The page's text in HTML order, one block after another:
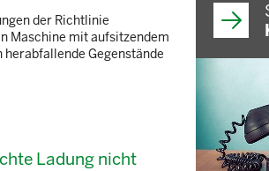
der Richtlinie
Maschine mit aufsitzendem
Gegenstände
Ladung nicht